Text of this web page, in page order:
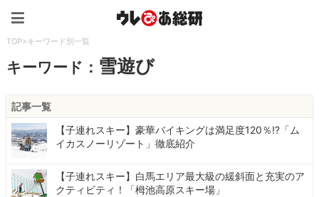
TOP>キーワード別一覧
キーワード： 雪遊び
記事一覧
【子連れスキー】豪華バイキングは満足度120％⁉「ム
イカスノーリゾート」徹底紹介
【子連れスキー】白馬エリア最大級の緩斜面と充実のア
クティビティ！「栂池高原スキー場」